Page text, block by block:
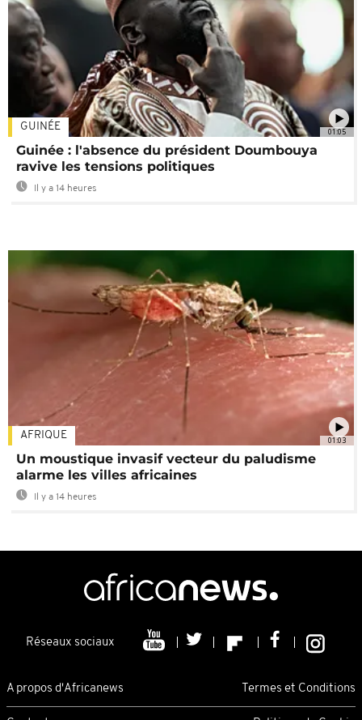
01:05
GUINÉE
Guinée : l'absence du président Doumbouya
ravive les tensions politiques
Il y a 14 heures
01:03
AFRIQUE
Un moustique invasif vecteur du paludisme
alarme les villes africaines
Il y a 14 heures
Réseaux sociaux
A propos d'Africanews Termes et Conditions